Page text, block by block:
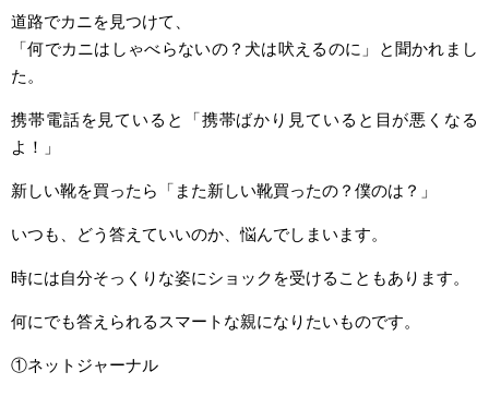
道路でカニを見つけて、
「何でカニはしゃべらないの？犬は吠えるのに」と聞かれまし
た。
携帯電話を見ていると「携帯ばかり見ていると目が悪くなる
よ！」
新しい靴を買ったら「また新しい靴買ったの？僕のは？」
いつも、どう答えていいのか、悩んでしまいます。
時には自分そっくりな姿にショックを受けることもあります。
何にでも答えられるスマートな親になりたいものです。
①ネットジャーナル